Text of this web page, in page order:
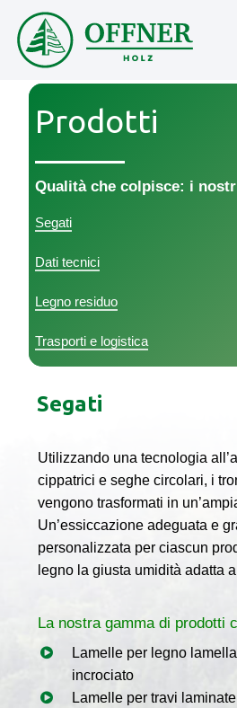
main
Prodotti
Qualità che colpisce: i
Segati
Dati tecnici
Legno residuo
Trasporti e logistica
Segati
Utilizzando una tecnologia
cippatrici e seghe circolari, i
vengono trasformati in
Un’essiccazione adeguata e
personalizzata per ciascun
legno la giusta umidità adatta
La nostra gamma di prodotti
Lamelle per legno
incrociato
Lamelle per travi